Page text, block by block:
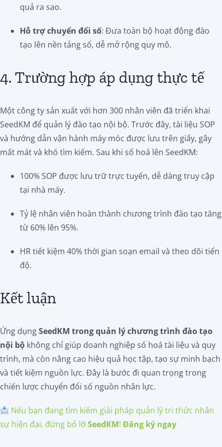
quả ra sao.
Hỗ trợ chuyển đổi số: Đưa toàn bộ hoạt động đào
tạo lên nền tảng số, dễ mở rộng quy mô.
4. Trường hợp áp dụng thực tế
Một công ty sản xuất với hơn 300 nhân viên đã triển khai
SeedKM để quản lý đào tạo nội bộ. Trước đây, tài liệu SOP
và hướng dẫn vận hành máy móc được lưu trên giấy, gây
mất mát và khó tìm kiếm. Sau khi số hoá lên SeedKM:
100% SOP được lưu trữ trực tuyến, dễ dàng truy cập
tại nhà máy.
Tỷ lệ nhân viên hoàn thành chương trình đào tạo tăng
từ 60% lên 95%.
HR tiết kiệm 40% thời gian soạn email và theo dõi tiến
độ.
Kết luận
Ứng dụngSeedKM trong quản lý chương trình đào tạo
nội bộkhông chỉ giúp doanh nghiệp số hoá tài liệu và quy
trình, mà còn nâng cao hiệu quả học tập, tạo sự minh bạch
và tiết kiệm nguồn lực. Đây là bước đi quan trọng trong
chiến lược chuyển đổi số nguồn nhân lực.
Nếu bạn đang tìm kiếm giải pháp quản lý tri thức nhân
sự hiện đại, đừng bỏ lỡSeedKM! Đăng ký ngay